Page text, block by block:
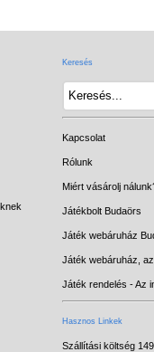
Keresés
Kapcsolat
Rólunk
Miért vásárolj
Játékbolt Budaörs
Játék webáruház
Játék webáruház,
Játék rendelés - Az
Hasznos Linkek
Szállítási költség